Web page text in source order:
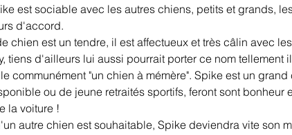
est sociable avec les autres chiens, petits et grands,
d'accord.
chien est un tendre, il est affectueux et très câlin avec
, tiens d'ailleurs lui aussi pourrait porter ce nom
communément "un chien à mémère". Spike est un
ou de jeune retraités sportifs, feront sont
la voiture !
autre chien est souhaitable, Spike deviendra vite son